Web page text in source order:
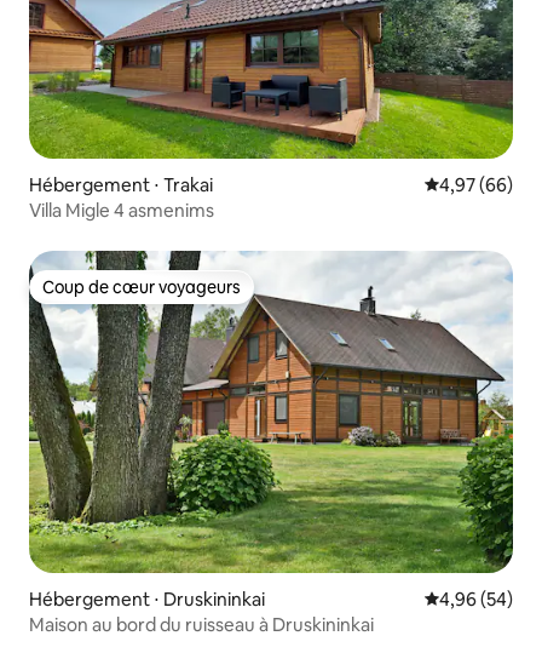
Hébergement ⋅ Trakai Évaluation
4,97 (66)
Villa Migle 4 asmenims
Coup de cœur voyageurs
Coup de cœur voyageurs
Hébergement ⋅ Druskininkai Évaluation
4,96 (54)
Maison au bord du ruisseau à Druskininkai